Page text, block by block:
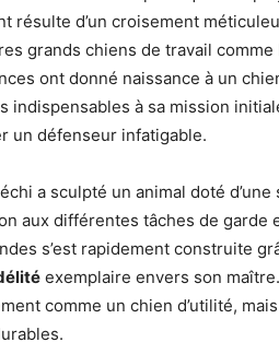
résulte d’un croisement
grands chiens de travail
ont donné naissance à un
indispensables à sa mission
un défenseur infatigable.
a sculpté un animal doté
aux différentes tâches de garde
s’est rapidement construite
exemplaire envers son
comme un chien d’utilité,